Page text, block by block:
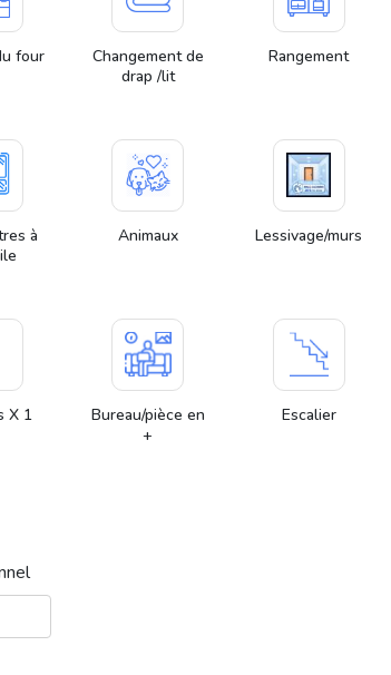
four
Changement de
drap /lit
Rangement
à
Animaux Lessivage/murs
X 1
Bureau/pièce en
+
Escalier